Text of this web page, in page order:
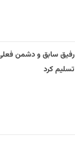
رفیق سابق و دشمن
تسلیم کرد